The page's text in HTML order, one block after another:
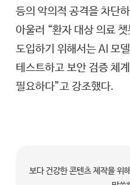
등의 악의적 공격을 차단
아울러 “환자 대상 의료
도입하기 위해서는 AI 모
테스트하고 보안 검증 체
필요하다”고 강조했다.
보다 건강한 콘텐츠 제작을 위